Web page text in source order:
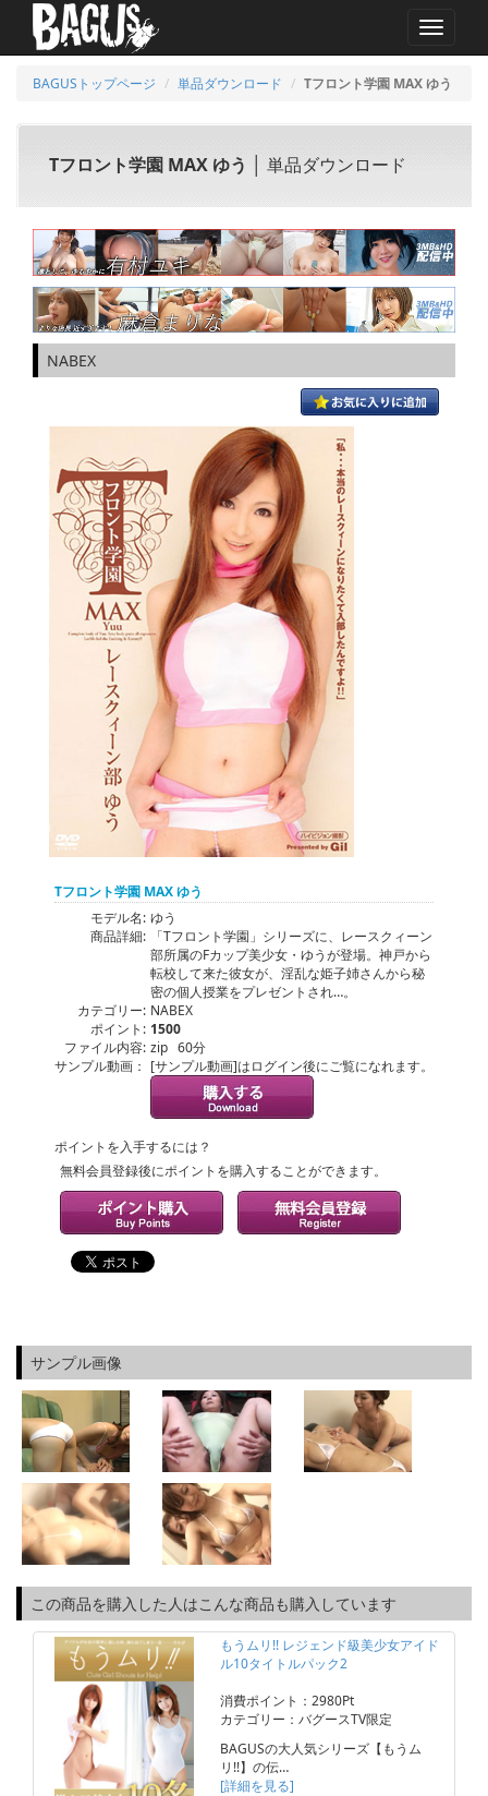
MENU
BAGUSトップページ 単品ダウンロード Tフロント学園 MAX ゆう
Tフロント学園 MAX ゆう │ 単品ダウンロード
NABEX
Tフロント学園 MAX ゆう
モデル名: ゆう
商品詳細:
「Tフロント学園」シリーズに、レースクィーン
部所属のFカップ美少女・ゆうが登場。神戸から
転校して来た彼女が、淫乱な姫子姉さんから秘
密の個人授業をプレゼントされ…。
カテゴリー: NABEX
ポイント: 1500
ファイル内容: zip 60分
サンプル動画： [サンプル動画]はログイン後にご覧になれます。
ポイントを入手するには？
無料会員登録後にポイントを購入することができます。
サンプル画像
この商品を購入した人はこんな商品も購入しています
もうムリ!! レジェンド級美少女アイド
ル10タイトルパック2
消費ポイント：2980Pt
カテゴリー：バグースTV限定
BAGUSの大人気シリーズ【もうム
リ!!】の伝…
[詳細を見る]